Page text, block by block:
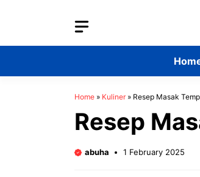
Home » Kuliner» Resep Masak
Resep
abuha 1 February 2025